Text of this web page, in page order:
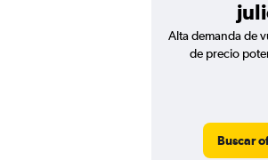
Alta demanda de
de precio
Buscar